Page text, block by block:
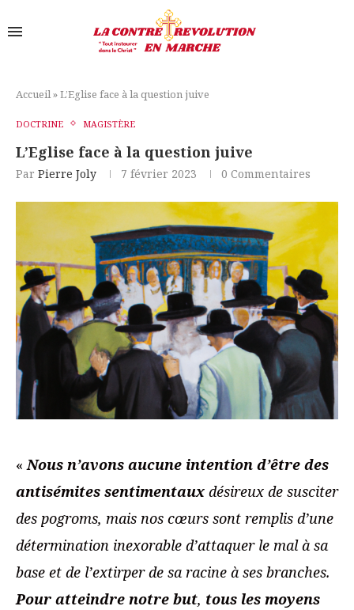
Accueil»L’Eglise face à la question juive
DOCTRINE MAGISTÈRE
L’Eglise face à la question juive
Par Pierre Joly 7 février 2023 0 Commentaires
«Nous n’avons aucune intention d’être des
antisémites sentimentaux désireux de susciter
des pogroms, mais nos cœurs sont remplis d’une
détermination inexorable d’attaquer le mal à sa
base et de l’extirper de sa racine à ses branches.
Pour atteindre notre but, tous les moyens